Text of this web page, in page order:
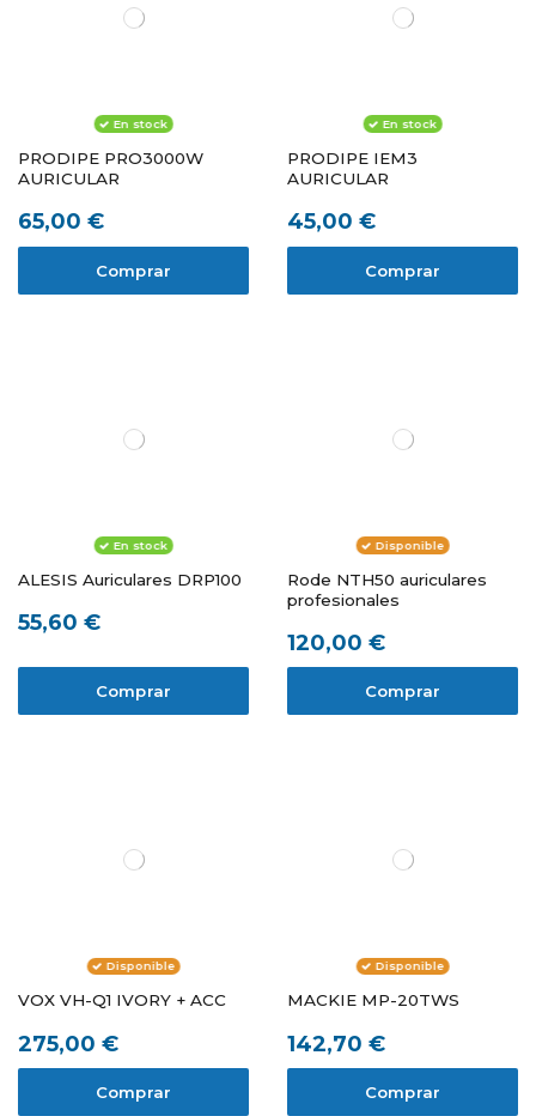
En stock
PRODIPE PRO3000W
AURICULAR
65,00 €
Comprar
En stock
PRODIPE IEM3
AURICULAR
45,00 €
Comprar
En stock
ALESIS Auriculares DRP100
55,60 €
Comprar
Disponible
Rode NTH50 auriculares
profesionales
120,00 €
Comprar
Disponible
VOX VH-Q1 IVORY + ACC
275,00 €
Comprar
Disponible
MACKIE MP-20TWS
142,70 €
Comprar